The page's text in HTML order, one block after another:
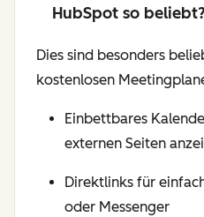
HubSpot so
Dies sind besonders
kostenlosen
Einbettbares
externen Seiten
Direktlinks für
oder Messenger